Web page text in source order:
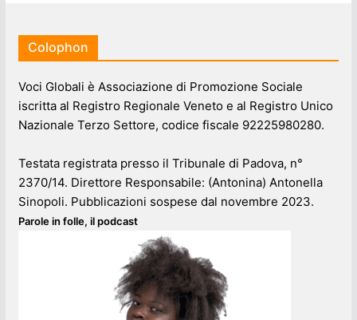
Colophon
Voci Globali è Associazione di Promozione Sociale
iscritta al Registro Regionale Veneto e al Registro Unico
Nazionale Terzo Settore, codice fiscale 92225980280.
Testata registrata presso il Tribunale di Padova, n°
2370/14. Direttore Responsabile: (Antonina) Antonella
Sinopoli. Pubblicazioni sospese dal novembre 2023.
Parole in folle, il podcast